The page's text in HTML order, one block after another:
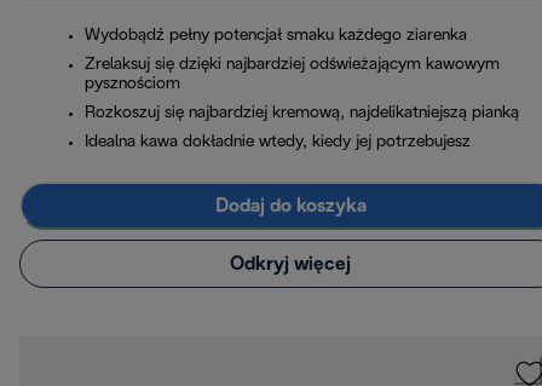
Wydobądź pełny potencjał smaku każdego ziarenka
Zrelaksuj się dzięki najbardziej odświeżającym kawowym
pysznościom
Rozkoszuj się najbardziej kremową, najdelikatniejszą pianką
Idealna kawa dokładnie wtedy, kiedy jej potrzebujesz
Dodaj do koszyka
Odkryj więcej